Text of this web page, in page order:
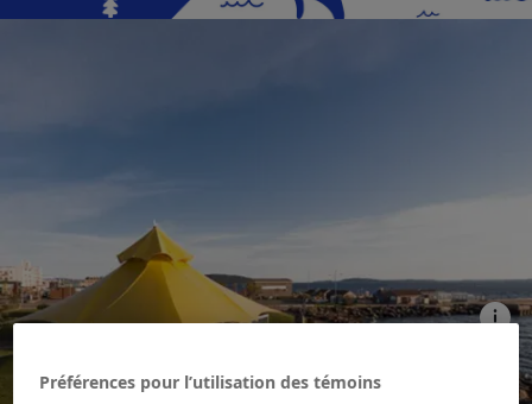
Préférences pour l’utilisation des témoins